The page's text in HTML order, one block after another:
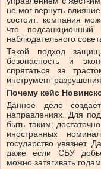
не мог вернуть
состоит: компания
что подсанкционный
наблюдательного
Такой подход
безопасность и
спрятаться за
инструмент
Почему кейс
Данное дело
направлениях. Для
быть таким:
иностранных
государство увязнет.
даже если СБУ
можно затягивать